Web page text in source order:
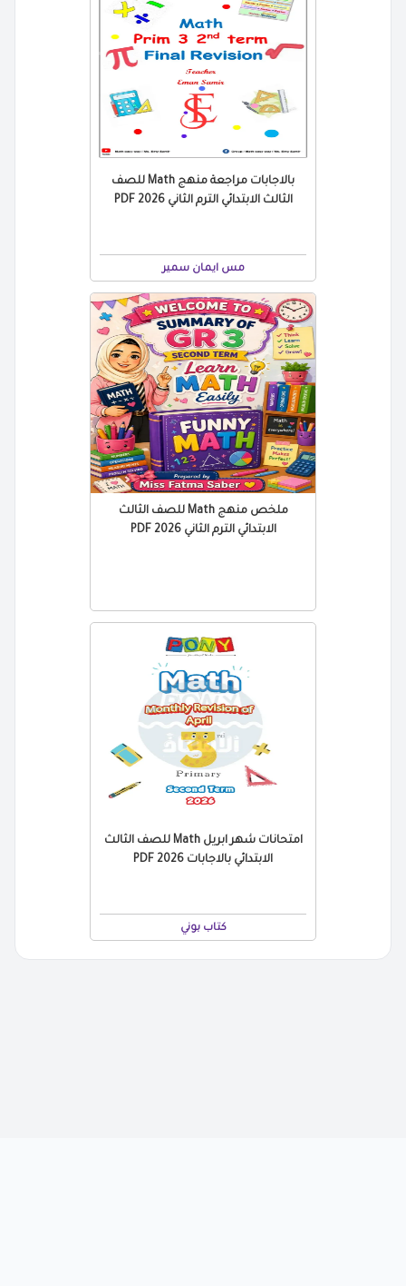
بالاجابات مراجعة منهج Math للصف
الثالث الابتدائي الترم الثاني 2026 PDF
مس ايمان سمير
ملخص منهج Math للصف الثالث
الابتدائي الترم الثاني 2026 PDF
امتحانات شهر ابريل Math للصف الثالث
الابتدائي بالاجابات 2026 PDF
كتاب بوني